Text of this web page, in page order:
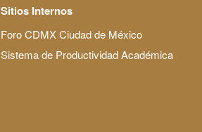
Sitios Internos
Foro CDMX Ciudad de México
Sistema de Productividad Académica